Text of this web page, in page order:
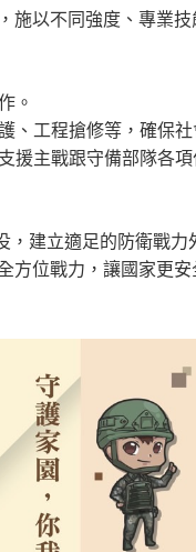
施以不同強度、專業
。
、工程搶修等，確保社
援主戰跟守備部隊各
建立適足的防衛戰力
方位戰力，讓國家更安